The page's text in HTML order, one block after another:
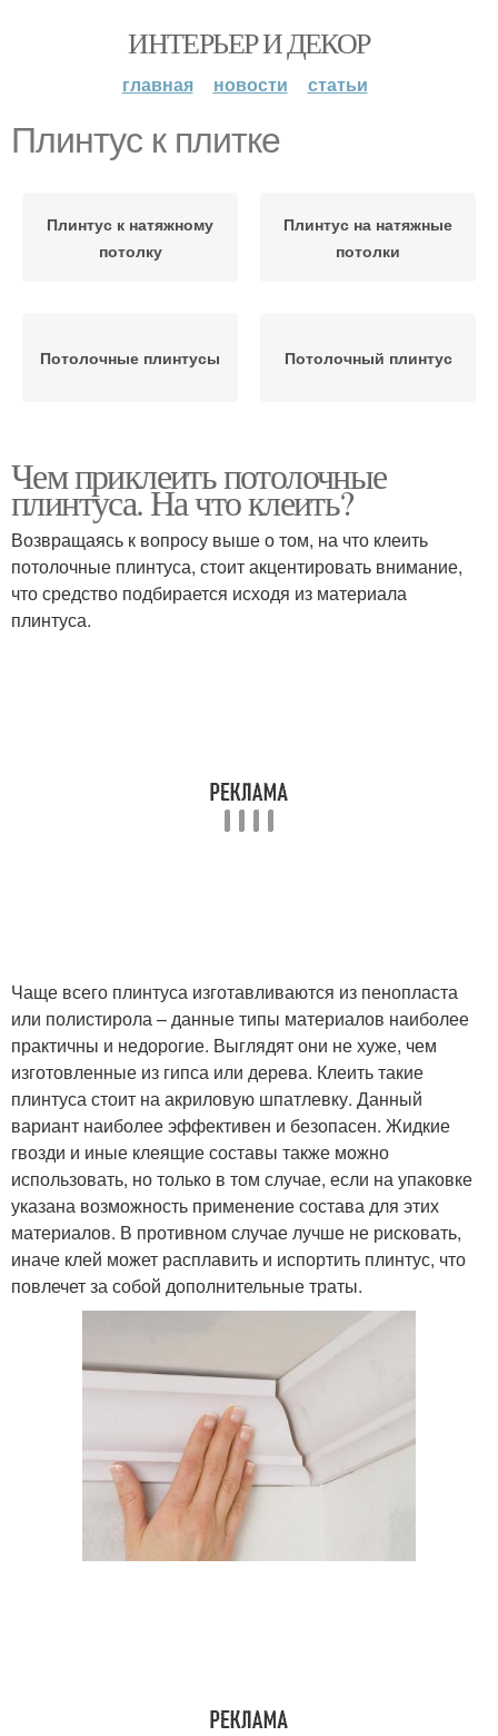
ИНТЕРЬЕР И ДЕКОР
главная новости статьи
Плинтус к плитке
Плинтус к натяжному
потолку
Плинтус на натяжные
потолки
Потолочные плинтусы Потолочный плинтус
Чем приклеить потолочные
плинтуса. На что клеить?
Возвращаясь к вопросу выше о том, на что клеить
потолочные плинтуса, стоит акцентировать внимание,
что средство подбирается исходя из материала
плинтуса.
Чаще всего плинтуса изготавливаются из пенопласта
или полистирола – данные типы материалов наиболее
практичны и недорогие. Выглядят они не хуже, чем
изготовленные из гипса или дерева. Клеить такие
плинтуса стоит на акриловую шпатлевку. Данный
вариант наиболее эффективен и безопасен. Жидкие
гвозди и иные клеящие составы также можно
использовать, но только в том случае, если на упаковке
указана возможность применение состава для этих
материалов. В противном случае лучше не рисковать,
иначе клей может расплавить и испортить плинтус, что
повлечет за собой дополнительные траты.